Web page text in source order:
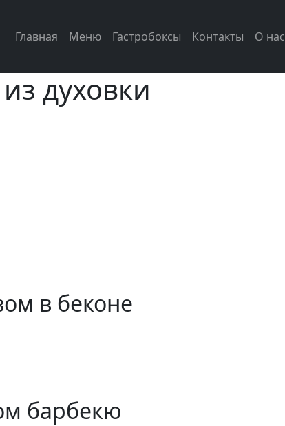
Главная Меню Гастробоксы Контакты О нас
духовки
в беконе
барбекю